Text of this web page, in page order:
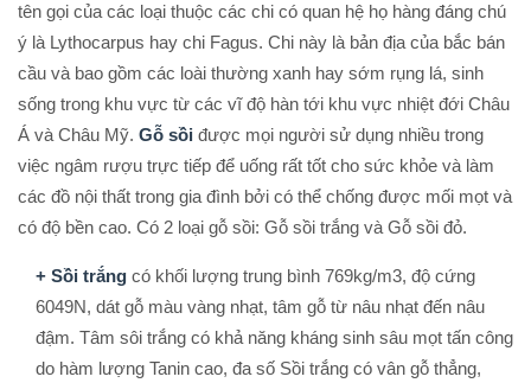
tên gọi của các loại thuộc các chi có quan hệ họ hàng đáng chú
ý là Lythocarpus hay chi Fagus. Chi này là bản địa của bắc bán
cầu và bao gồm các loài thường xanh hay sớm rụng lá, sinh
sống trong khu vực từ các vĩ độ hàn tới khu vực nhiệt đới Châu
Á và Châu Mỹ. Gỗ sồi được mọi người sử dụng nhiều trong
việc ngâm rượu trực tiếp để uống rất tốt cho sức khỏe và làm
các đồ nội thất trong gia đình bởi có thể chống được mối mọt và
có độ bền cao. Có 2 loại gỗ sồi: Gỗ sồi trắng và Gỗ sồi đỏ.
+ Sồi trắng có khối lượng trung bình 769kg/m3, độ cứng
6049N, dát gỗ màu vàng nhạt, tâm gỗ từ nâu nhạt đến nâu
đậm. Tâm sôi trắng có khả năng kháng sinh sâu mọt tấn công
do hàm lượng Tanin cao, đa số Sồi trắng có vân gỗ thẳng,